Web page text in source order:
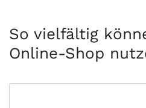
So vielfältig
Online-Shop